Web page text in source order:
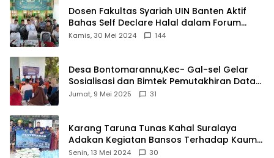
Dosen Fakultas Syariah UIN Banten Aktif
Bahas Self Declare Halal dalam Forum
Ijtima Ulama MUI
Kamis, 30 Mei 2024 144
Desa Bontomarannu,Kec- Gal-sel Gelar
Sosialisasi dan Bimtek Pemutakhiran Data
ID
Jumat, 9 Mei 2025 31
Karang Taruna Tunas Kahal Suralaya
Adakan Kegiatan Bansos Terhadap Kaum
Dhuafa dan Anak Yatim-Piatu
Senin, 13 Mei 2024 30